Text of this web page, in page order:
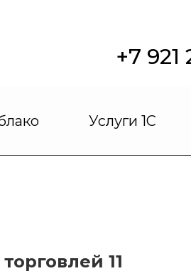
+7
Услуги 1С
11